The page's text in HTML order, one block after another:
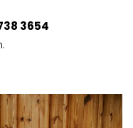
3654